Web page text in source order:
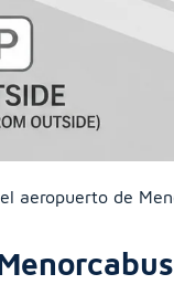
aeropuerto de